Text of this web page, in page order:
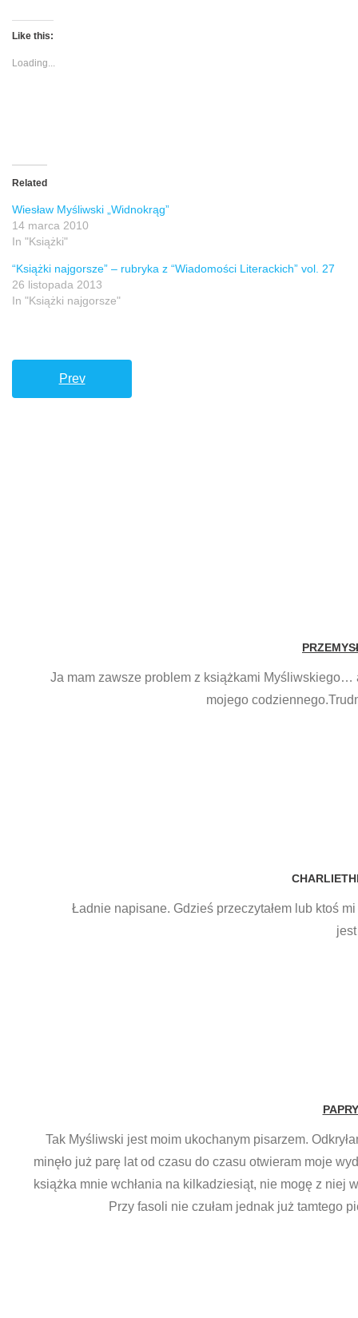
Like this:
Loading...
Related
Wiesław Myśliwski „Widnokrąg”
14 marca 2010
In "Książki"
“Książki najgorsze” – rubryka z “Wiadomości Literackich” vol. 27
26 listopada 2013
In "Książki najgorsze"
Prev
Ja mam zawsze problem z książkami
mojego
Ładnie napisane. Gdzieś przeczytałem lub ktoś
Tak Myśliwski jest moim ukochanym pisarzem.
minęło już parę lat od czasu do czasu otwieram moje
książka mnie wchłania na kilkadziesiąt, nie mogę z niej
Przy fasoli nie czułam jednak już tamtego